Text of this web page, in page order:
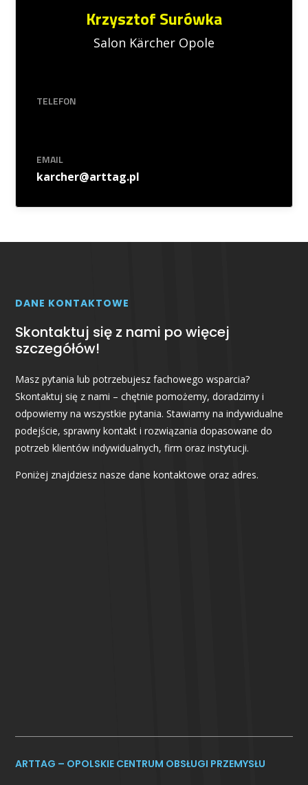
Krzysztof Surówka
Salon Kärcher Opole
TELEFON
EMAIL
karcher@arttag.pl
DANE KONTAKTOWE
Skontaktuj się z nami po więcej
szczegółów!
Masz pytania lub potrzebujesz fachowego wsparcia?
Skontaktuj się z nami – chętnie pomożemy, doradzimy i
odpowiemy na wszystkie pytania. Stawiamy na indywidualne
podejście, sprawny kontakt i rozwiązania dopasowane do
potrzeb klientów indywidualnych, firm oraz instytucji.
Poniżej znajdziesz nasze dane kontaktowe oraz adres.
ARTTAG – OPOLSKIE CENTRUM OBSŁUGI PRZEMYSŁU